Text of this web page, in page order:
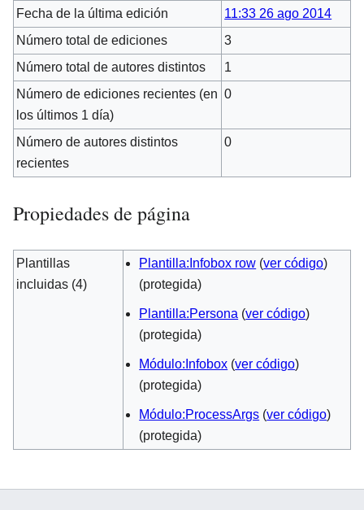
Fecha de la última edición
11:33 26 ago 2014
Número total de ediciones
3
Número total de autores distintos
1
Número de ediciones recientes (en
los últimos 1 día)
0
Número de autores distintos
recientes
0
Propiedades de página
Plantillas
incluidas (4)
Plantilla:Infobox row (ver código)
(protegida)
Plantilla:Persona (ver código)
(protegida)
Módulo:Infobox (ver código)
(protegida)
Módulo:ProcessArgs (ver código)
(protegida)